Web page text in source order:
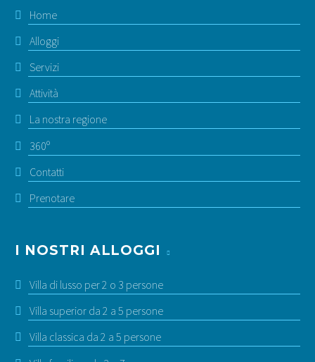
Home
Alloggi
Servizi
Attività
La nostra regione
360º
Contatti
Prenotare
I NOSTRI ALLOGGI
Villa di lusso per 2 o 3 persone
Villa superior da 2 a 5 persone
Villa classica da 2 a 5 persone